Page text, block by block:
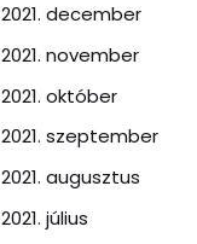
2021. december
2021. november
2021. október
2021. szeptember
2021. augusztus
2021. július